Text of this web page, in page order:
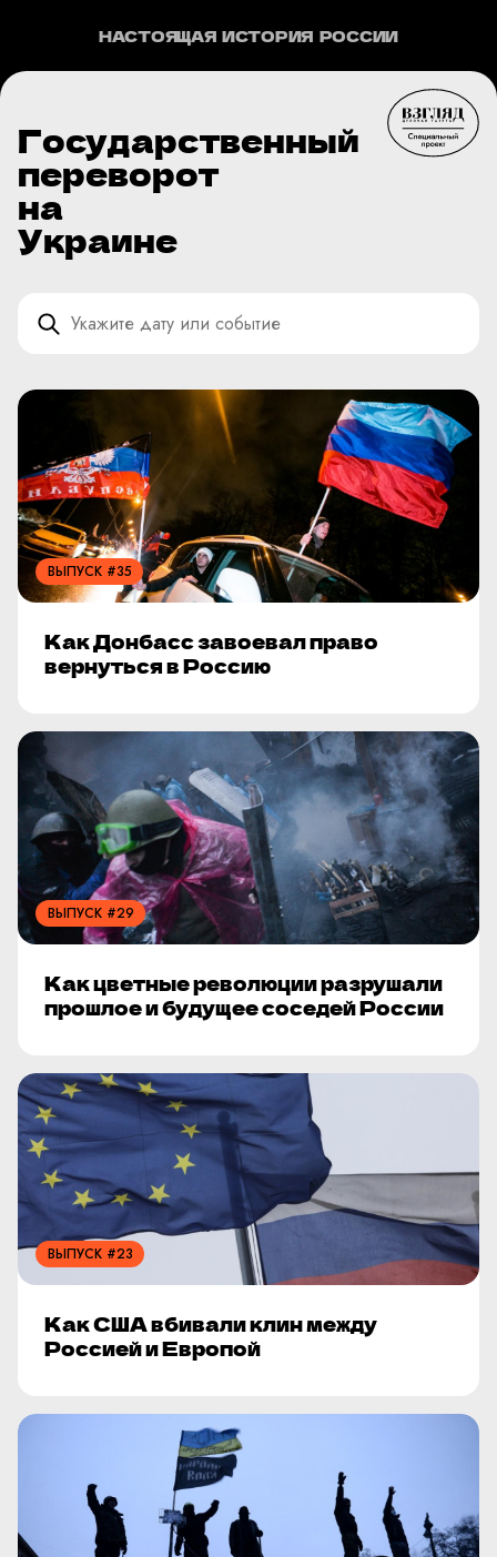
НАСТОЯЩАЯ ИСТОРИЯ РОССИИ
Государственный
переворот
на
Украине
ВЫПУСК #35
Как Донбасс завоевал право
вернуться в Россию
ВЫПУСК #29
Как цветные революции разрушали
прошлое и будущее соседей России
ВЫПУСК #23
Как США вбивали клин между
Россией и Европой